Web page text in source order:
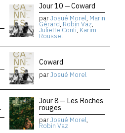
Jour 10 — Coward
parJosué Morel, Marin
Gérard, Robin Vaz,
Juliette Conti, Karim
Roussel
Coward
parJosué Morel
Jour 8 — Les Roches
rouges
parJosué Morel,
Robin Vaz